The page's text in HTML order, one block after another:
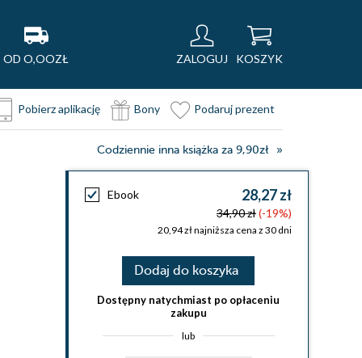
OD O,OOZŁ ZALOGUJ KOSZYK
Pobierz aplikację Bony Podaruj prezent
Codziennie inna książka za 9,90zł
Ebook 28,27 zł
34,90 zł(-19%)
20,94 zł najniższa cena z 30 dni
Dodaj do koszyka
Dostępny natychmiast po opłaceniu
zakupu
lub